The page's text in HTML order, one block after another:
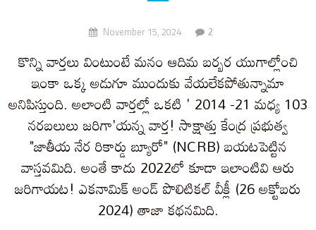
November 15, 2024 2
కొన్ని వార్తలు వింటుంటే మనం ఆదిమ బర్బర యుగాల్లోంచి
ఇంకా ఒక్క అడుగూ ముందుకు వేయలేకపోతున్నామా
అనిపిస్తుంది. అలాంటి వార్తల్లో ఒకటి ' 2014 -21 మధ్య 103
నరబలులు జరిగా'యన్న వార్త! సాక్షాత్తు కేంద్ర ప్రభుత్వ
"జాతీయ నేర రికార్డు బ్యూరో" (NCRB) బయటపెట్టిన
వాస్తవమిది. అంతే కాదు 2022లో కూడా ఇలాంటివి ఆరు
జరిగాయట! ఎకనామిక్ అండ్ పొలిటికల్ వీక్లీ (26 అక్టోబరు
2024) తాజా కథనమిది.